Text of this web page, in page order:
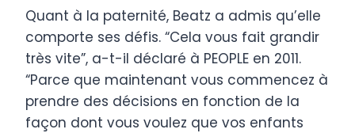
Quant à la paternité, Beatz a admis qu’elle
comporte ses défis. “Cela vous fait grandir
très vite”, a-t-il déclaré à PEOPLE en 2011.
“Parce que maintenant vous commencez à
prendre des décisions en fonction de la
façon dont vous voulez que vos enfants